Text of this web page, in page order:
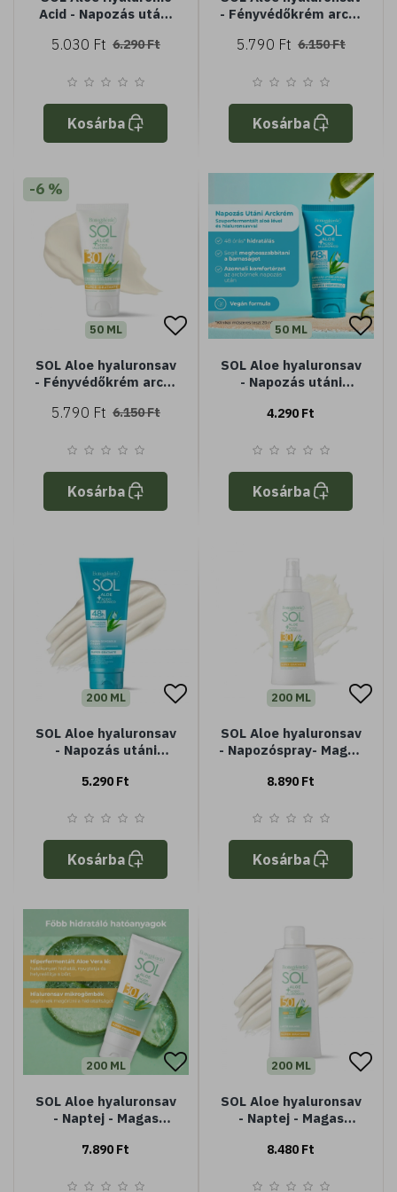
Acid - Napozás utáni
gél - azonnali
5.030 Ft 6.290 Ft
Kosárba
- Fényvédőkrém arcra
SPF30 - vízálló
5.790 Ft 6.150 Ft
Kosárba
-6 %
50 ML
SOL Aloe hyaluronsav
- Fényvédőkrém arcra
SPF50 - vízálló
5.790 Ft 6.150 Ft
Kosárba
50 ML
SOL Aloe hyaluronsav
- Napozás utáni
4.290 Ft
Kosárba
200 ML
SOL Aloe hyaluronsav
- Napozás utáni
5.290 Ft
Kosárba
200 ML
SOL Aloe hyaluronsav
- Napozóspray- Magas
8.890 Ft
Kosárba
200 ML
SOL Aloe hyaluronsav
- Naptej - Magas
7.890 Ft
200 ML
SOL Aloe hyaluronsav
- Naptej - Magas
8.480 Ft